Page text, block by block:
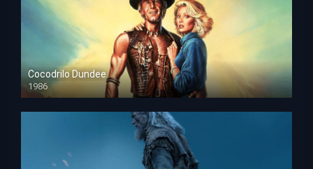
Cocodrilo Dundee
1986
HD 1080p